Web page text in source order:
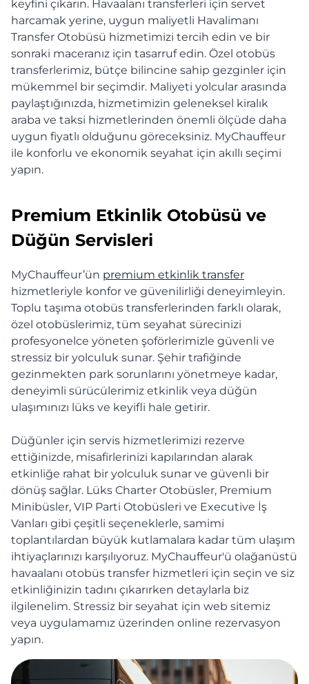
keyfini çıkarın. Havaalanı transferleri için servet
harcamak yerine, uygun maliyetli Havalimanı
Transfer Otobüsü hizmetimizi tercih edin ve bir
sonraki maceranız için tasarruf edin. Özel otobüs
transferlerimiz, bütçe bilincine sahip gezginler için
mükemmel bir seçimdir. Maliyeti yolcular arasında
paylaştığınızda, hizmetimizin geleneksel kiralık
araba ve taksi hizmetlerinden önemli ölçüde daha
uygun fiyatlı olduğunu göreceksiniz. MyChauffeur
ile konforlu ve ekonomik seyahat için akıllı seçimi
yapın.
Premium Etkinlik Otobüsü ve
Düğün Servisleri
MyChauffeur’ün premium etkinlik transfer
hizmetleriyle konfor ve güvenilirliği deneyimleyin.
Toplu taşıma otobüs transferlerinden farklı olarak,
özel otobüslerimiz, tüm seyahat sürecinizi
profesyonelce yöneten şoförlerimizle güvenli ve
stressiz bir yolculuk sunar. Şehir trafiğinde
gezinmekten park sorunlarını yönetmeye kadar,
deneyimli sürücülerimiz etkinlik veya düğün
ulaşımınızı lüks ve keyifli hale getirir.
Düğünler için servis hizmetlerimizi rezerve
ettiğinizde, misafirlerinizi kapılarından alarak
etkinliğe rahat bir yolculuk sunar ve güvenli bir
dönüş sağlar. Lüks Charter Otobüsler, Premium
Minibüsler, VIP Parti Otobüsleri ve Executive İş
Vanları gibi çeşitli seçeneklerle, samimi
toplantılardan büyük kutlamalara kadar tüm ulaşım
ihtiyaçlarınızı karşılıyoruz. MyChauffeur'ü olağanüstü
havaalanı otobüs transfer hizmetleri için seçin ve siz
etkinliğinizin tadını çıkarırken detaylarla biz
ilgilenelim. Stressiz bir seyahat için web sitemiz
veya uygulamamız üzerinden online rezervasyon
yapın.